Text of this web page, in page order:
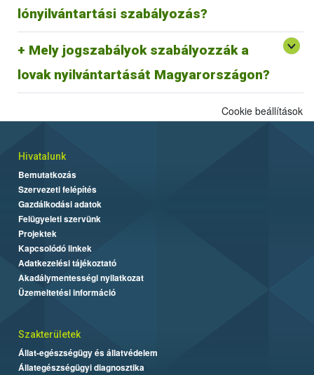
lónyilvántartási szabályozás?
megfeleltetése jelenleg zajlik.
Mely jogszabályok szabályozzák a
lovak nyilvántartását Magyarországon?
64/2003 (VI. 16.) FVM rendelet az egyes állatfajok
Egységes Nyilvántartási és Azonosítási Rendszeréről.
Cookie beállítások
Hivatalunk
Bemutatkozás
Szervezeti felépítés
Gazdálkodási adatok
Felügyeleti szervünk
Projektek
Kapcsolódó linkek
Adatkezelési tájékoztató
Akadálymentességi nyilatkozat
Üzemeltetési információ
Szakterületek
Állat-egészségügy és állatvédelem
Állategészségügyi diagnosztika